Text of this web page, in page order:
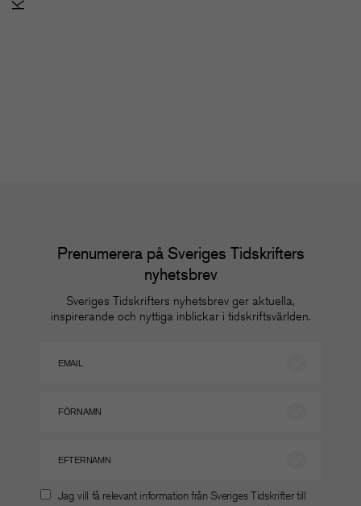
Prenumerera på Sveriges Tidskrifters
nyhetsbrev
Sveriges Tidskrifters nyhetsbrev ger aktuella,
inspirerande och nyttiga inblickar i tidskriftsvärlden.
Jag vill få relevant information från Sveriges Tidskrifter till